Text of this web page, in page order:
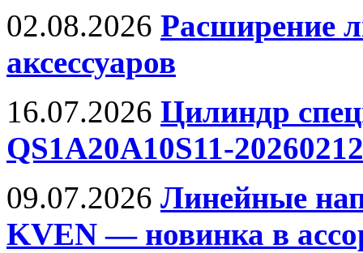
02.08.2026 Расширение
аксессуаров
16.07.2026 Цилиндр
QS1A20A10S11-
09.07.2026 Линейные
KVEN — новинка в